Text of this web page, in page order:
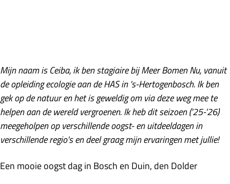
Mijn naam is Ceiba, ik ben stagiaire bij Meer Bomen Nu, vanuit
de opleiding ecologie aan de HAS in 's-Hertogenbosch. Ik ben
gek op de natuur en het is geweldig om via deze weg mee te
helpen aan de wereld vergroenen. Ik heb dit seizoen ('25-'26)
meegeholpen op verschillende oogst- en uitdeeldagen in
verschillende regio's en deel graag mijn ervaringen met jullie!
Een mooie oogst dag in Bosch en Duin, den Dolder